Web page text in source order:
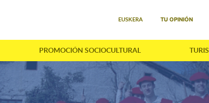
EUSKERA TU OPINIÓN
PROMOCIÓN SOCIOCULTURAL